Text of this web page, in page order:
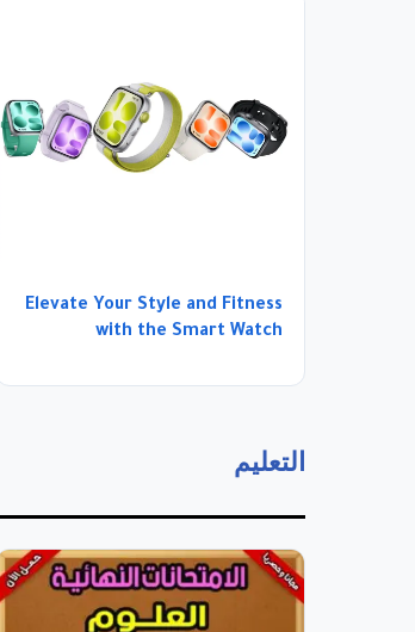
Elevate Your Style and Fitness
with the Smart Watch
التعليم